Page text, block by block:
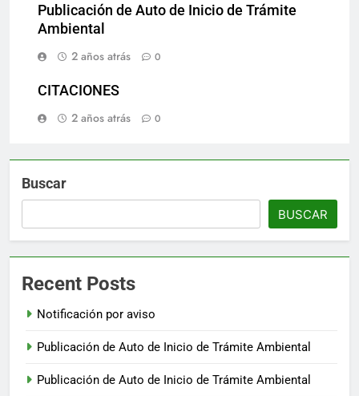
Publicación de Auto de Inicio de Trámite
Ambiental
2 años atrás
0
CITACIONES
2 años atrás
0
Buscar
BUSCAR
Recent Posts
Notificación por aviso
Publicación de Auto de Inicio de Trámite Ambiental
Publicación de Auto de Inicio de Trámite Ambiental